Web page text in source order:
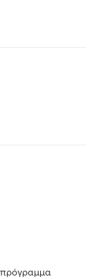
πρόγραμμα